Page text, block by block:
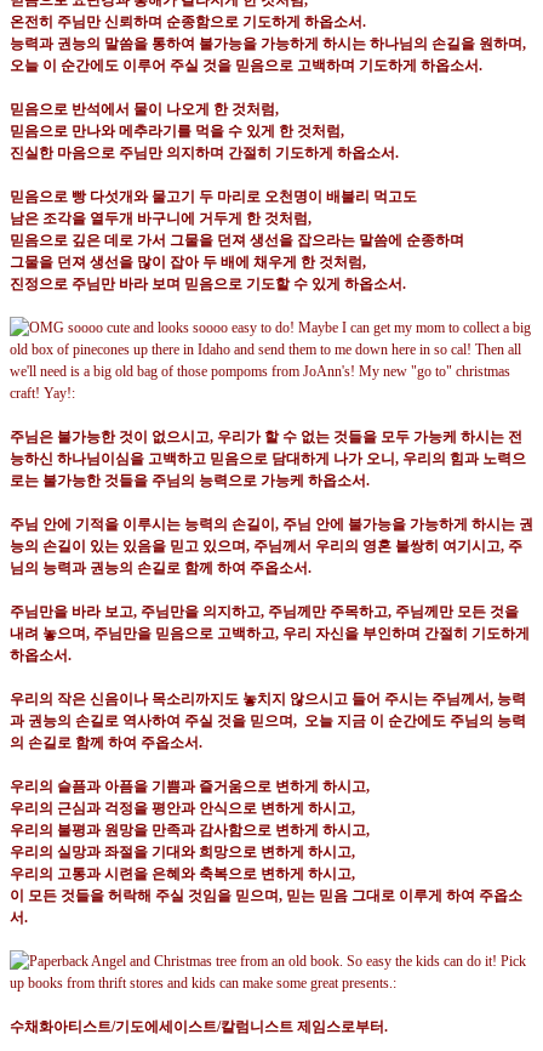
온전히 주님만 신뢰하며 순종함으로 기도하게 하옵소서.
능력과 권능의 말씀을 통하여 불가능을 가능하게 하시는 하나님의 손길을 원하며,
오늘 이 순간에도 이루어 주실 것을 믿음으로 고백하며 기도하게 하옵소서.
믿음으로 반석에서 물이 나오게 한 것처럼,
믿음으로 만나와 메추라기를 먹을 수 있게 한 것처럼,
진실한 마음으로 주님만 의지하며 간절히 기도하게 하옵소서.
믿음으로 빵 다섯개와 물고기 두 마리로 오천명이 배불리 먹고도
남은 조각을 열두개 바구니에 거두게 한 것처럼,
믿음으로 깊은 데로 가서 그물을 던져 생선을 잡으라는 말씀에 순종하며
그물을 던져 생선을 많이 잡아 두 배에 채우게 한 것처럼,
진정으로 주님만 바라 보며 믿음으로 기도할 수 있게 하옵소서.
주님은 불가능한 것이 없으시고, 우리가 할 수 없는 것들을 모두 가능케 하시는 전
능하신 하나님이심을 고백하고 믿음으로 담대하게 나가 오니 , 우리의 힘과 노력으
로는 불가능한 것들을 주님의 능력으로 가능케 하옵소서.
주님 안에 기적을 이루시는 능력의 손길이 , 주님 안에 불가능을 가능하게 하시는 권
능의 손길이 있는 있음을 믿고 있으며, 주님께서 우리의 영혼 불쌍히 여기시고, 주
님의 능력과 권능의 손길로 함께 하여 주옵소서.
주님만을 바라 보고, 주님만을 의지하고, 주님께만 주목하고, 주님께만 모든 것을
내려 놓으며, 주님만을 믿음으로 고백하고, 우리 자신을 부인하며 간절히 기도하게
하옵소서.
우리의 작은 신음이나 목소리까지도 놓치지 않으시고 들어 주시는 주님께서, 능력
과 권능의 손길로 역사하여 주실 것을 믿으며, 오늘 지금 이 순간에도 주님의 능력
의 손길로 함께 하여 주옵소서.
우리의 슬픔과 아픔을 기쁨과 즐거움으로 변하게 하시고,
우리의 근심과 걱정을 평안과 안식으로 변하게 하시고,
우리의 불평과 원망을 만족과 감사함으로 변하게 하시고,
우리의 실망과 좌절을 기대와 희망으로 변하게 하시고,
우리의 고통과 시련을 은혜와 축복으로 변하게 하시고,
이 모든 것들을 허락해 주실 것임을 믿으며, 믿는 믿음 그대로 이루게 하여 주옵소
서.
수채화아티스트/기도에세이스트/칼럼니스트 제임스로부터.